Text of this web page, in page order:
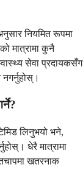
नियमित रूपमा
मात्रामा कुनै
सेवा प्रदायकसँग
लिनुभयो भने,
धेरै मात्रामा
खतरनाक